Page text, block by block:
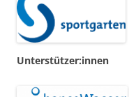
Unterstützer:innen